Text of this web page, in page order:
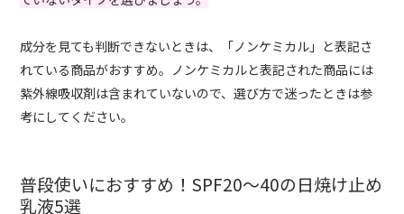
成分を見ても判断できないときは、「ノンケミカル」と表記さ
れている商品がおすすめ。ノンケミカルと表記された商品には
紫外線吸収剤は含まれていないので、選び方で迷ったときは参
考にしてください。
普段使いにおすすめ！SPF20～40の日焼け止め
乳液5選